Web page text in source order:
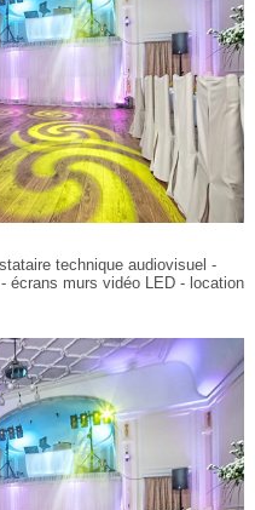
technique audiovisuel -
écrans murs vidéo LED - location